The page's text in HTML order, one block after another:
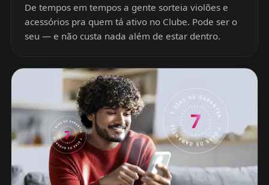
De tempos em tempos a gente sorteia violões e
acessórios pra quem tá ativo no Clube. Pode ser o
seu — e não custa nada além de estar dentro.